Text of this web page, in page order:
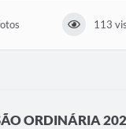
113
ORDINÁRIA